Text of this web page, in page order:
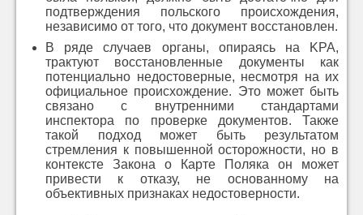
подтверждения польского происхождения,
независимо от того, что документ восстановлен.
В ряде случаев органы, опираясь на KPA,
трактуют восстановленные документы как
потенциально недостоверные, несмотря на их
официальное происхождение. Это может быть
связано с внутренними стандартами
инспектора по проверке документов. Также
такой подход может быть результатом
стремления к повышенной осторожности, но в
контексте Закона о Карте Поляка он может
привести к отказу, не основанному на
объективных признаках недостоверности.